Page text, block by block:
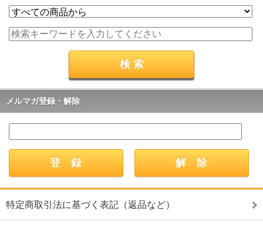
メルマガ登録・解除
特定商取引法に基づく表記（返品など）